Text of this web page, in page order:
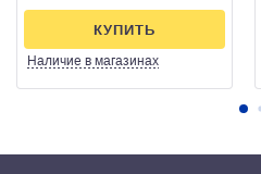
Наличие в магазинах
КУПИТЬ